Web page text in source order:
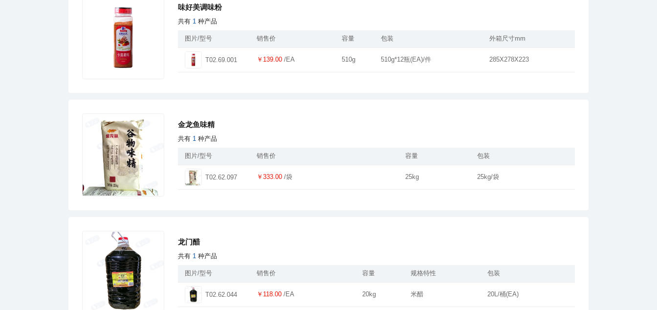
味好美调味粉
共有 1 种产品
图片/型号 销售价 容量 包装 外箱尺寸mm
T02.69.001 ￥139.00 /EA 510g 510g*12瓶(EA)/件 285X278X223
金龙鱼味精
共有 1 种产品
图片/型号 销售价 容量 包装
T02.62.097 ￥333.00 /袋 25kg 25kg/袋
龙门醋
共有 1 种产品
图片/型号 销售价 容量 规格特性 包装
T02.62.044 ￥118.00 /EA 20kg 米醋 20L/桶(EA)